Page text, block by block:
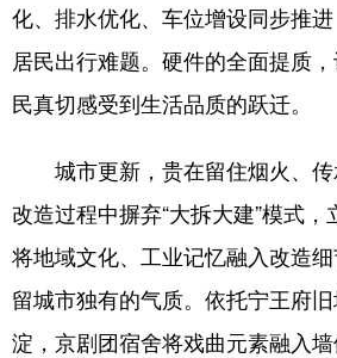
化、排水优化、车位增设同步推
居民出行难题。硬件的全面提质
民真切感受到生活品质的跃迁。
城市更新，贵在留住烟火、传
改造过程中摒弃“大拆大建”模式，
将地域文化、工业记忆融入改造
留城市独有的气质。依托宁王府
淀，京剧团宿舍将戏曲元素融入